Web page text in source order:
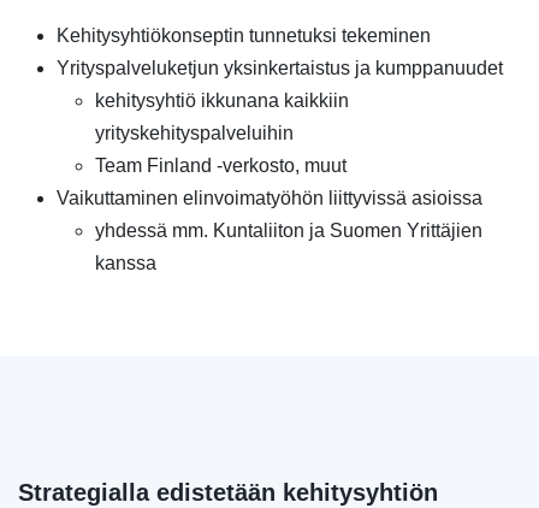
Kehitysyhtiökonseptin tunnetuksi tekeminen
Yrityspalveluketjun yksinkertaistus ja kumppanuudet
kehitysyhtiö ikkunana kaikkiin
yrityskehityspalveluihin
Team Finland -verkosto, muut
Vaikuttaminen elinvoimatyöhön liittyvissä asioissa
yhdessä mm. Kuntaliiton ja Suomen Yrittäjien
kanssa
Strategialla edistetään kehitysyhtiön